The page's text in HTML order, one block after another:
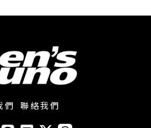
們 聯絡我們